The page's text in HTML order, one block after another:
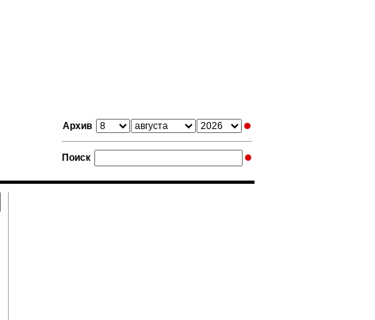
Архив
Поиск